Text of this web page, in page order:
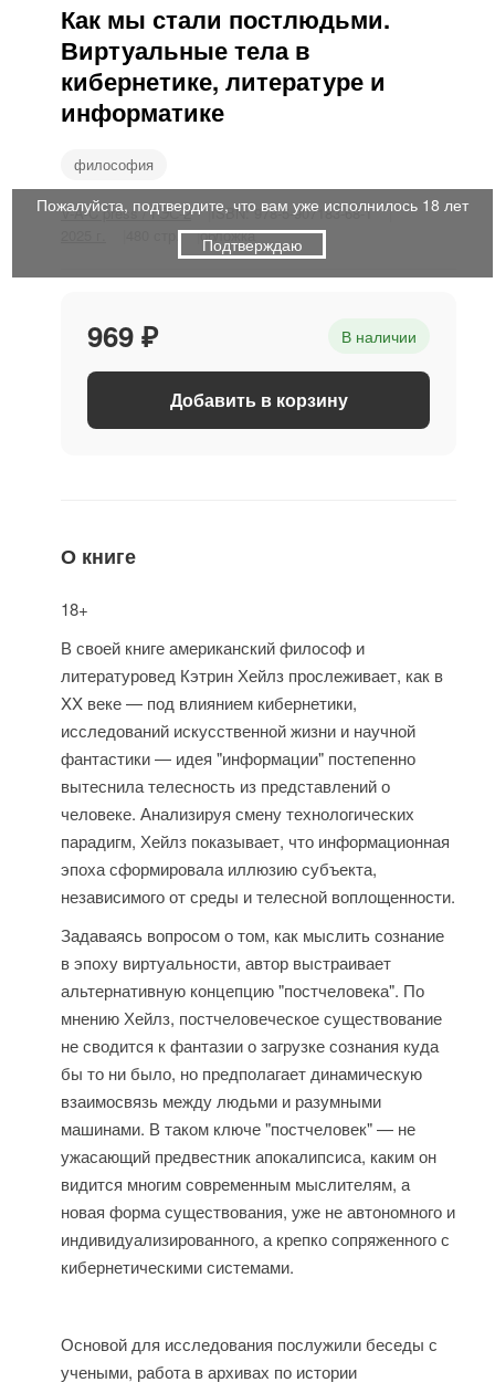
Как мы стали постлюдьми.
Виртуальные тела в
кибернетике, литературе и
информатике
философия
V-A-C press / ГЭС-2
ISBN: 978-5-907183-68-1
480 стр. обложка
969 ₽ В наличии
Добавить в корзину
О книге
18+
В своей книге американский философ и
литературовед Кэтрин Хейлз прослеживает, как в
XX веке — под влиянием кибернетики,
исследований искусственной жизни и научной
фантастики — идея "информации" постепенно
вытеснила телесность из представлений о
человеке. Анализируя смену технологических
парадигм, Хейлз показывает, что информационная
эпоха сформировала иллюзию субъекта,
независимого от среды и телесной воплощенности.
Задаваясь вопросом о том, как мыслить сознание
в эпоху виртуальности, автор выстраивает
альтернативную концепцию "постчеловека". По
мнению Хейлз, постчеловеческое существование
не сводится к фантазии о загрузке сознания куда
бы то ни было, но предполагает динамическую
взаимосвязь между людьми и разумными
машинами. В таком ключе "постчеловек" — не
ужасающий предвестник апокалипсиса, каким он
видится многим современным мыслителям, а
новая форма существования, уже не автономного и
индивидуализированного, а крепко сопряженного с
кибернетическими системами.
Основой для исследования послужили беседы с
учеными, работа в архивах по истории
Пожалуйста, подтвердите, что вам уже исполнилось 18 лет
Подтверждаю